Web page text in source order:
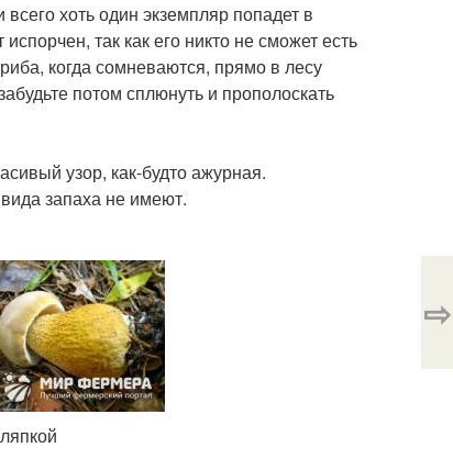
хоть один экземпляр попадет в
так как его никто не сможет есть
когда сомневаются, прямо в лесу
потом сплюнуть и прополоскать
узор, как-будто ажурная.
запаха не имеют.
⇨